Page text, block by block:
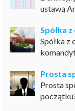
ustawą
Spółka
Spółka z
Prosta
Prosta